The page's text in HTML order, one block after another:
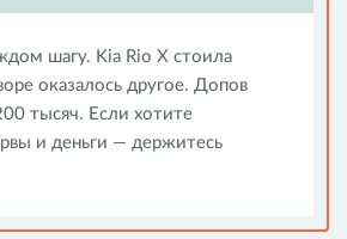
шагу. Kia Rio X стоила
оказалось другое. Допов
тысяч. Если хотите
и деньги — держитесь